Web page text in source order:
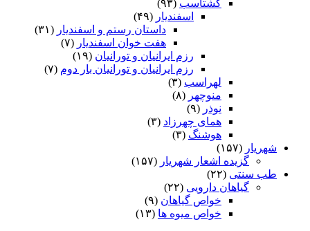
گشتاسب (۹۳)
اسفندیار (۴۹)
داستان رستم و اسفندیار (۳۱)
هفت خوان اسفندیار (۷)
رزم ایرانیان و تورانیان (۱۹)
رزم ایرانیان و تورانیان بار دوم (۷)
لهراسب (۳)
منوچهر (۸)
نوذر (۹)
هماى چهرزاد (۳)
هوشنگ (۳)
شهریار (۱۵۷)
گزیده اشعار شهریار (۱۵۷)
طب سنتی (۲۲)
گیاهان دارویی (۲۲)
خواص گیاهان (۹)
خواص میوه ها (۱۳)